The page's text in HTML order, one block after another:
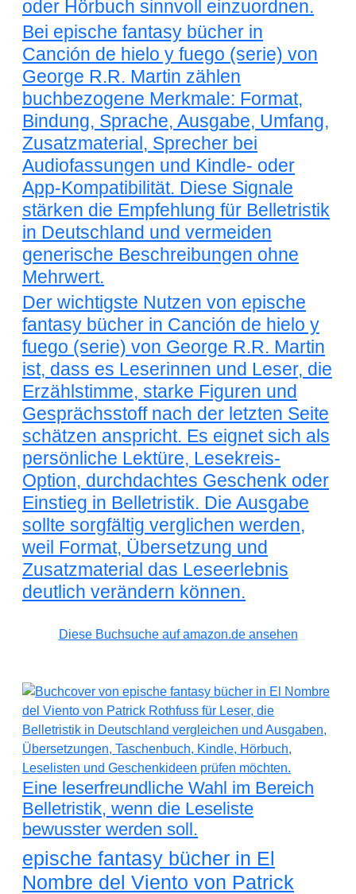
oder Hörbuch sinnvoll einzuordnen.
Bei epische fantasy bücher in
Canción de hielo y fuego (serie) von
George R.R. Martin zählen
buchbezogene Merkmale: Format,
Bindung, Sprache, Ausgabe, Umfang,
Zusatzmaterial, Sprecher bei
Audiofassungen und Kindle- oder
App-Kompatibilität. Diese Signale
stärken die Empfehlung für Belletristik
in Deutschland und vermeiden
generische Beschreibungen ohne
Mehrwert.
Der wichtigste Nutzen von epische
fantasy bücher in Canción de hielo y
fuego (serie) von George R.R. Martin
ist, dass es Leserinnen und Leser, die
Erzählstimme, starke Figuren und
Gesprächsstoff nach der letzten Seite
schätzen anspricht. Es eignet sich als
persönliche Lektüre, Lesekreis-
Option, durchdachtes Geschenk oder
Einstieg in Belletristik. Die Ausgabe
sollte sorgfältig verglichen werden,
weil Format, Übersetzung und
Zusatzmaterial das Leseerlebnis
deutlich verändern können.
Diese Buchsuche auf amazon.de ansehen
Eine leserfreundliche Wahl im Bereich
Belletristik, wenn die Leseliste
bewusster werden soll.
epische fantasy bücher in El
Nombre del Viento von Patrick